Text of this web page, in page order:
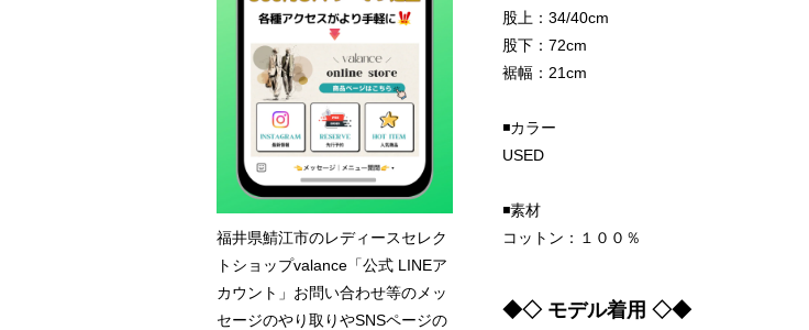
股上：34/40cm
股下：72cm
裾幅：21cm
◾️カラー
USED
◾️素材
コットン：１００％
◆◇ モデル着用 ◇◆
福井県鯖江市のレディースセレク
トショップvalance「公式 LINEア
カウント」お問い合わせ等のメッ
セージのやり取りやSNSページの